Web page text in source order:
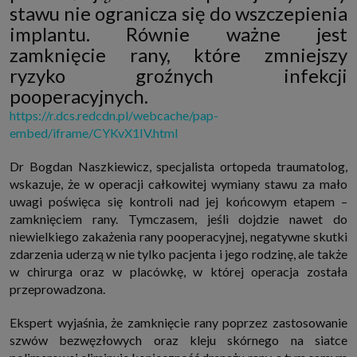
http://www.sagier.pl/
Jeżeli wyrazisz zgodę, o którą wyżej prosimy, administratorami Twoich
danych osobowych będą także nasi Zaufani Partnerzy. Listę Zaufanych
Partnerów możesz sprawdzić w każdym momencie na stronie naszej
polityki prywatności
i tam też zmodyfikować lub cofnąć swoje zgody.
Podstawa i cel przetwarzania
Twoje dane przetwarzamy w następujących celach:
1. Jeśli zawieramy z Tobą umowę o realizację danej usługi (np. usługi
zapewniającej Ci możliwość zapoznania się z jednym z naszych serwisów
2. Zapewnianie bezpieczeństwa usługi (np. sprawdzenie, czy do Twojego
konta nie loguje się nieuprawniona osoba), dokonanie pomiarów
statystycznych, ulepszanie naszych usług i dopasowanie ich do potrzeb i
wygody użytkowników (np. personalizowanie treści w usługach), jak
również prowadzenie marketingu i promocji własnych usług (np. jeśli
interesujesz się motoryzacją i oglądasz artykuły w biznesistyl.pl lub na
innych stronach internetowych, to możemy Ci wyświetlić reklamę
dotyczącą artykułu w serwisie biznesistyl.pl/automoto. Takie
przetwarzanie danych to realizacja naszych prawnie uzasadnionych
interesów.
Partnerzy oraz my dla podmiotów trzecich. Aby móc pokazać interesujące
Cię reklamy (np. produktu, którego możesz potrzebować) reklamodawcy i
ich przedstawiciele chcieliby mieć możliwość przetwarzania Twoich
danych związanych z odwiedzanymi przez Ciebie stronami
stawu nie ogranicza się do wszczepienia
implantu. Równie ważne jest
zamknięcie rany, które zmniejszy
ryzyko groźnych infekcji
pooperacyjnych.
https://r.dcs.redcdn.pl/webcache/pap-
embed/iframe/CYKvX1IV.html
Dr Bogdan Naszkiewicz, specjalista ortopeda traumatolog,
wskazuje, że w operacji całkowitej wymiany stawu za mało
uwagi poświęca się kontroli nad jej końcowym etapem –
zamknięciem rany. Tymczasem, jeśli dojdzie nawet do
niewielkiego zakażenia rany pooperacyjnej, negatywne skutki
zdarzenia uderzą w nie tylko pacjenta i jego rodzinę, ale także
w chirurga oraz w placówkę, w której operacja została
przeprowadzona.
Ekspert wyjaśnia, że zamknięcie rany poprzez zastosowanie
szwów bezwęzłowych oraz kleju skórnego na siatce